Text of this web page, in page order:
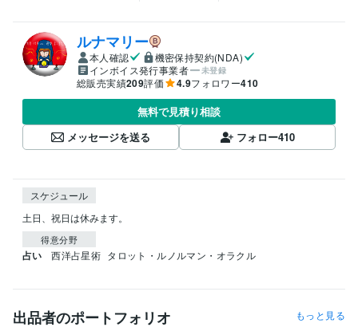
ルナマリー
本人確認
機密保持契約(NDA)
インボイス発行事業者
未登録
総販売実績209評価 4.9フォロワー410
無料で見積り相談
メッセージを送る
フォロー410
スケジュール
土日、祝日は休みます。
得意分野
占い 西洋占星術 タロット・ルノルマン・オラクル
出品者のポートフォリオ もっと見る